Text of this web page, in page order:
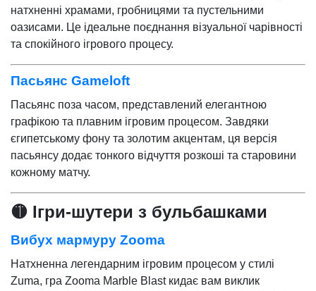
натхненні храмами, гробницями та пустельними
оазисами. Це ідеальне поєднання візуальної чарівності
та спокійного ігрового процесу.
Пасьянс Gameloft
Пасьянс поза часом, представлений елегантною
графікою та плавним ігровим процесом. Завдяки
єгипетському фону та золотим акцентам, ця версія
пасьянсу додає тонкого відчуття розкоші та старовини
кожному матчу.
🟡 Ігри-шутери з бульбашками
Вибух мармуру Zooma
Натхненна легендарним ігровим процесом у стилі
Zuma, гра Zooma Marble Blast кидає вам виклик